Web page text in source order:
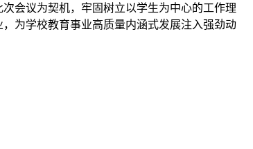
会议为契机，牢固树立以学生为中心的工作理
为学校教育事业高质量内涵式发展注入强劲动